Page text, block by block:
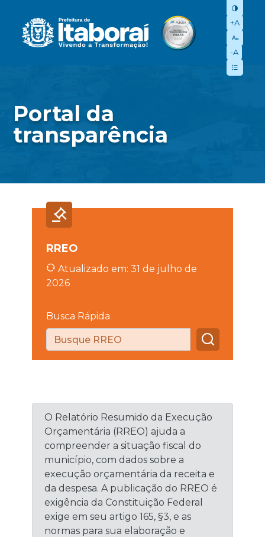
+A
-A
Portal da
transparência
RREO
Atualizado em: 31 de julho de
2026
Busca Rápida
O Relatório Resumido da Execução
Orçamentária (RREO) ajuda a
compreender a situação fiscal do
município, com dados sobre a
execução orçamentária da receita e
da despesa. A publicação do RREO é
exigência da Constituição Federal
exige em seu artigo 165, §3, e as
normas para sua elaboração e